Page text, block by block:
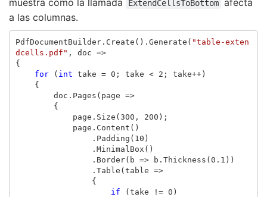
muestra cómo la llamada
ExtendCellsToBottom afecta
a las columnas.
PdfDocumentBuilder. Create (). Generate ( "table-exten
dcells.pdf" , doc =>
{
for
( int take = 0 ; take < 2 ; take++)
{
doc . Pages ( page =>
{
page . Size ( 300 , 200 );
page . Content ()
. Padding ( 10 )
. MinimalBox ()
. Border( b => b . Thickness ( 0.1 ))
. Table ( table =>
{
if
( take != 0 )